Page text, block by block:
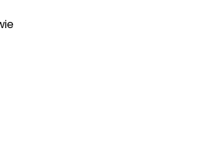
Fenster geöffnet.